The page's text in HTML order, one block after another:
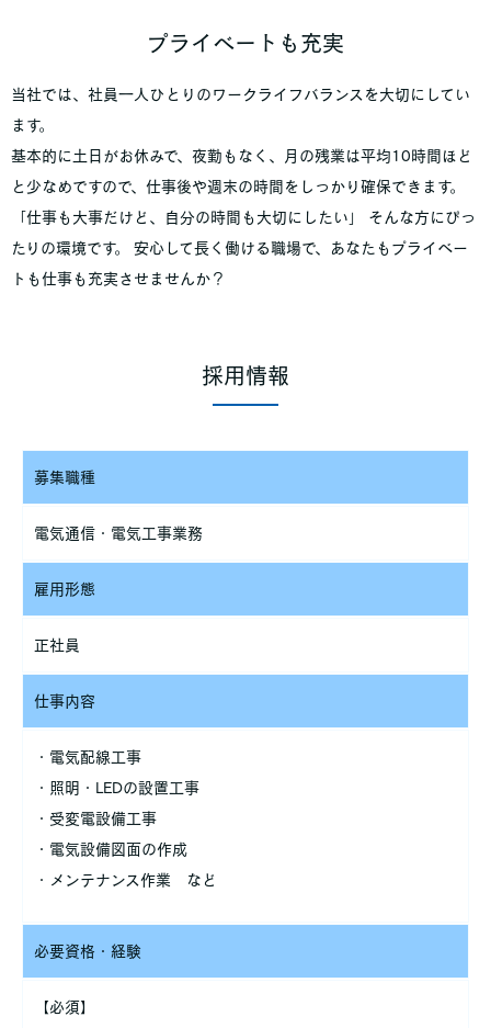
プライベートも充実
当社では、社員一人ひとりのワークライフバランスを大切にしてい
ます。
基本的に土日がお休みで、夜勤もなく、月の残業は平均10時間ほど
と少なめですので、仕事後や週末の時間をしっかり確保できます。
「仕事も大事だけど、自分の時間も大切にしたい」 そんな方にぴっ
たりの環境です。 安心して長く働ける職場で、あなたもプライベー
トも仕事も充実させませんか？
採用情報
募集職種
電気通信・電気工事業務
雇用形態
正社員
仕事内容
・電気配線工事
・照明・LEDの設置工事
・受変電設備工事
・電気設備図面の作成
・メンテナンス作業 など
必要資格・経験
【必須】